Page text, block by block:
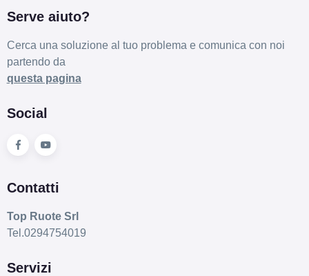
Serve aiuto?
Cerca una soluzione al tuo problema e comunica con noi
partendo da
questa pagina
Social
Contatti
Top Ruote Srl
Tel.0294754019
Servizi